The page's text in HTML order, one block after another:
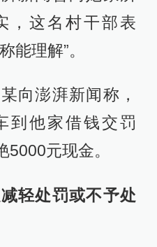
，这名村干部表
能理解”。
向澎湃新闻称，
到他家借钱交罚
元现金。
轻处罚或不予处